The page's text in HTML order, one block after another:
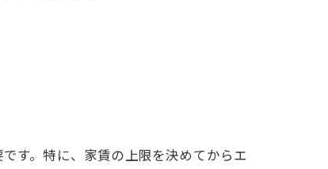
す。特に、家賃の上限を決めてからエ